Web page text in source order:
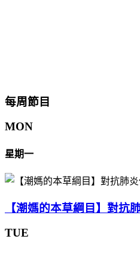
每周節目
MON
星期一
【潮媽的本草綱目】對抗
TUE